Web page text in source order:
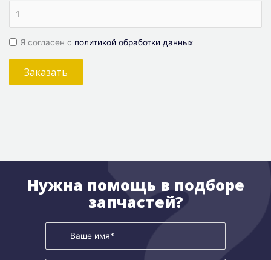
Я согласен с политикой обработки данных
Заказать
Нужна помощь в подборе
запчастей?